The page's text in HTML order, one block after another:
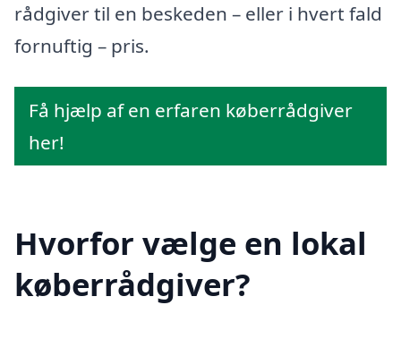
rådgiver til en beskeden – eller i hvert fald
fornuftig – pris.
Få hjælp af en erfaren køberrådgiver
her!
Hvorfor vælge en lokal
køberrådgiver?